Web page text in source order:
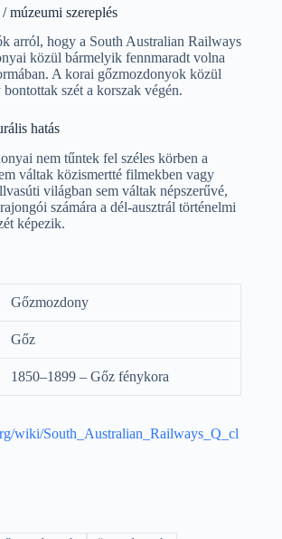
múzeumi szereplés
arról, hogy a South Australian Railways
közül bármelyik fennmaradt volna
A korai gőzmozdonyok közül
szét a korszak végén.
hatás
nem tűntek fel széles körben a
váltak közismertté filmekben vagy
világban sem váltak népszerűvé,
számára a dél-ausztrál történelmi
képezik.
Gőzmozdony
Gőz
1850–1899 – Gőz fénykora
wiki/South_Australian_Railways_Q_cl